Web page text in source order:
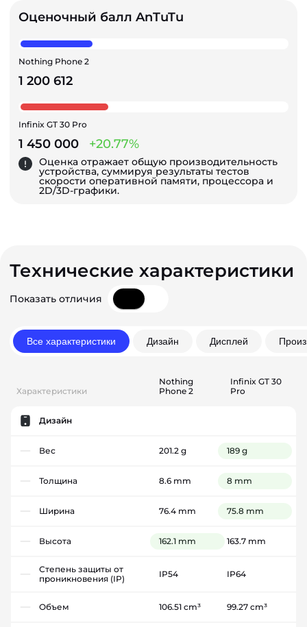
Оценочный балл AnTuTu
Nothing Phone 2
1 200 612
Infinix GT 30 Pro
1 450 000 +20.77%
Оценка отражает общую производительность
устройства, суммируя результаты тестов
скорости оперативной памяти, процессора и
2D/3D-графики.
Технические характеристики
Показать отличия
Все характеристики Дизайн Дисплей
Характеристики
Nothing
Phone 2
Infinix GT 30
Pro
Дизайн
Вес 201.2 g 189 g
Толщина 8.6 mm 8 mm
Ширина 76.4 mm 75.8 mm
Высота 162.1 mm 163.7 mm
Степень защиты от
проникновения (IP)
IP54 IP64
Объем 106.51 cm³ 99.27 cm³